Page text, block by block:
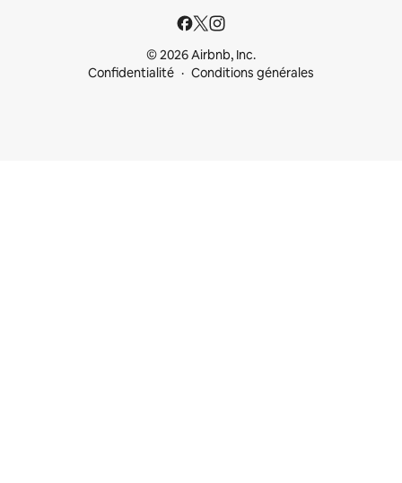
© 2026 Airbnb, Inc.
Confidentialité
Conditions générales